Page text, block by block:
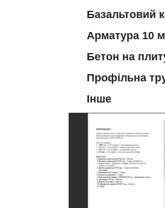
Базальтовий
Арматура 10
Бетон на
Профільна
Інше